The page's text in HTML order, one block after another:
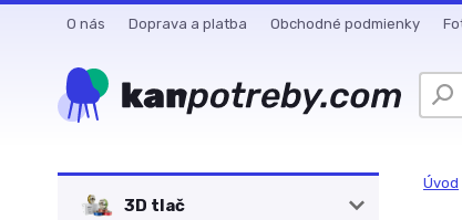
O nás Doprava a platba Obchodné podmienky
3D tlač
Úvod